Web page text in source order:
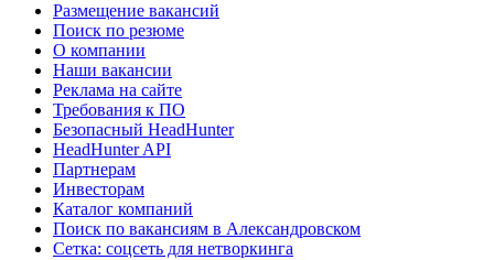
Размещение вакансий
Поиск по резюме
О компании
Наши вакансии
Реклама на сайте
Требования к ПО
Безопасный HeadHunter
HeadHunter API
Партнерам
Инвесторам
Каталог компаний
Поиск по вакансиям в Александровском
Сетка: соцсеть для нетворкинга